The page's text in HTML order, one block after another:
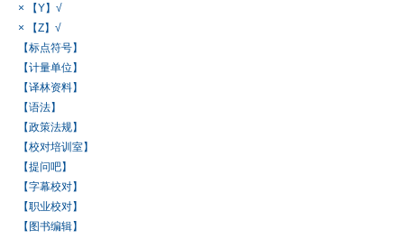
× 【Y】√
× 【Z】√
【标点符号】
【计量单位】
【译林资料】
【语法】
【政策法规】
【校对培训室】
【提问吧】
【字幕校对】
【职业校对】
【图书编辑】